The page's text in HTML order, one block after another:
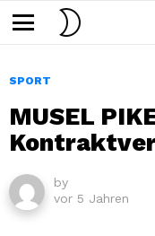
SPORT
MUSEL
by
vor 5 Jahren